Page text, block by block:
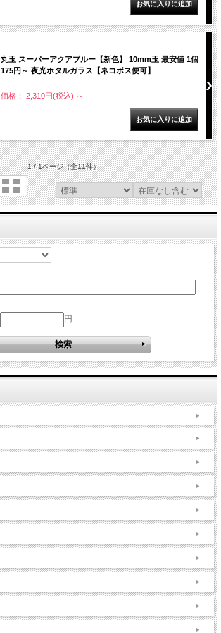
丸玉 スーパーアクアブルー【新色】 10mm玉 最安値 1個
175円～ 夜光ホタルガラス【ネコポス便可】
価格： 2,310円(税込) ～
1 / 1ページ（全11件）
円